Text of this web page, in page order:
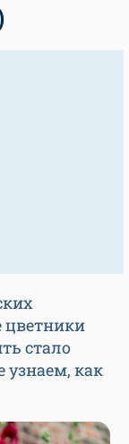
цветники
стало
узнаем, как